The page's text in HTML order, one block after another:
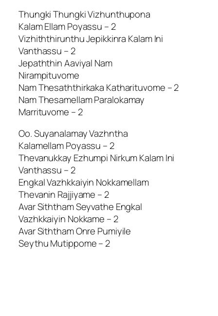
Thungki Thungki Vizhunthupona
Kalam Ellam Poyassu – 2
Vizhiththirunthu Jepikkinra Kalam Ini
Vanthassu – 2
Jepaththin Aaviyal Nam
Nirampituvome
Nam Thesaththirkaka Katharituvome – 2
Nam Thesamellam Paralokamay
Marrituvome – 2
Oo. Suyanalamay Vazhntha
Kalamellam Poyassu – 2
Thevanukkay Ezhumpi Nirkum Kalam Ini
Vanthassu – 2
Engkal Vazhkkaiyin Nokkamellam
Thevanin Rajjiyame – 2
Avar Siththam Seyvathe Engkal
Vazhkkaiyin Nokkame – 2
Avar Siththam Onre Pumiyile
Seythu Mutippome – 2